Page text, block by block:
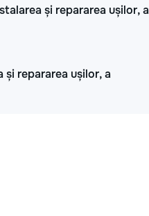
și repararea ușilor, a
repararea ușilor, a